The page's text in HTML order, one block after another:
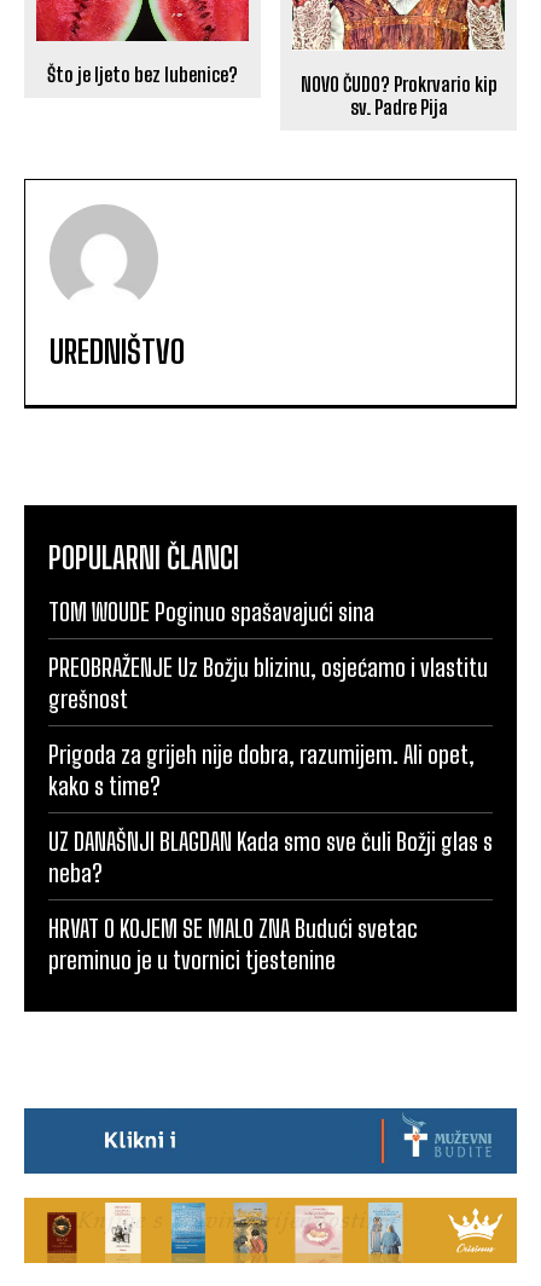
Što je ljeto bez lubenice?
NOVO ČUDO? Prokrvario kip
sv. Padre Pija
UREDNIŠTVO
POPULARNI ČLANCI
TOM WOUDE Poginuo spašavajući sina
PREOBRAŽENJE Uz Božju blizinu, osjećamo i vlastitu
grešnost
Prigoda za grijeh nije dobra, razumijem. Ali opet,
kako s time?
UZ DANAŠNJI BLAGDAN Kada smo sve čuli Božji glas s
neba?
HRVAT O KOJEM SE MALO ZNA Budući svetac
preminuo je u tvornici tjestenine